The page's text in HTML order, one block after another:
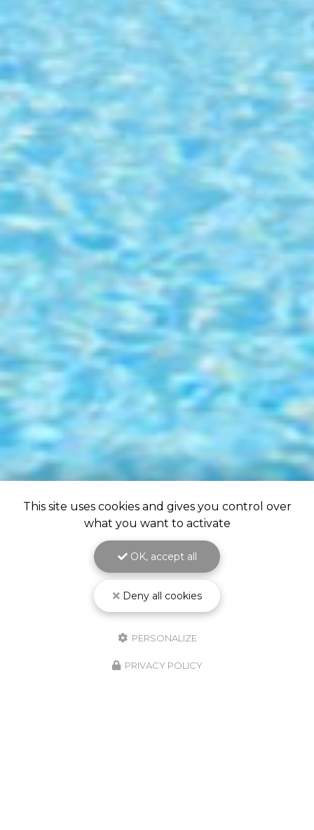
This site uses cookies and gives you control over
what you want to activate
OK, accept all
Deny all cookies
PERSONALIZE
PRIVACY POLICY